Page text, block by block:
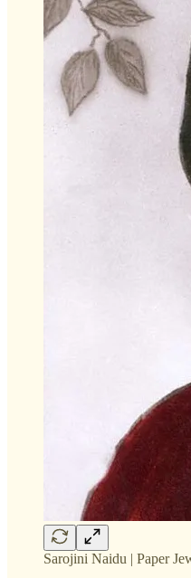
Sarojini Naidu | Paper